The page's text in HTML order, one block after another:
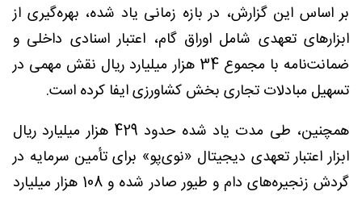
بر اساس این گزارش، در بازه زمانی یاد شده، بهره‌گیری از
ابزارهای تعهدی شامل اوراق گام، اعتبار اسنادی داخلی و
ضمانت‌نامه با مجموع 34 هزار میلیارد ریال نقش مهمی در
تسهیل مبادلات تجاری بخش کشاورزی ایفا کرده است.
همچنین، طی مدت یاد شده حدود 429 هزار میلیارد ریال
ابزار اعتبار تعهدی دیجیتال «نوی‌پو» برای تأمین سرمایه در
گردش زنجیره‌های دام و طیور صادر شده و 108 هزار میلیارد